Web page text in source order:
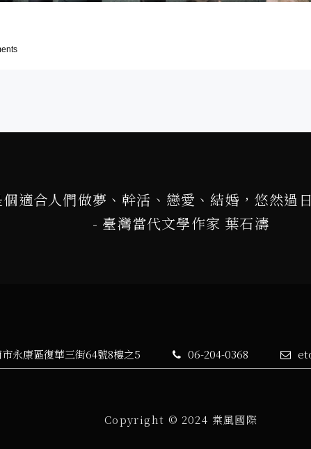
個適合人們做夢、幹活、戀愛、結婚，悠然過
- 臺灣當代文學作家 葉石濤
永康區復華三街64號8樓之5 06-204-0368
Copyright © 2024 棠風國際